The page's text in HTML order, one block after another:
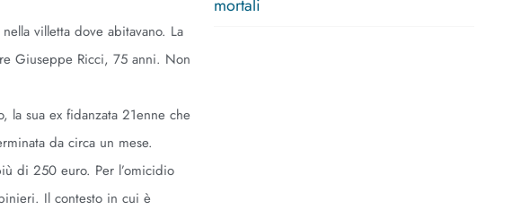
villetta dove abitavano. La
Giuseppe Ricci, 75 anni. Non
sua ex fidanzata 21enne che
da circa un mese.
di 250 euro. Per l’omicidio
Il contesto in cui è
mortali